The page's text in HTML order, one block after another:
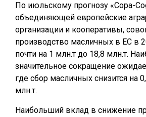
По июльскому прогнозу «Copa-
объединяющей европейские
организации и кооперативы,
производство масличных в ЕС в
почти на 1 млн.т до 18,8 млн.т.
значительное сокращение
где сбор масличных снизится на
млн.т.
Наибольший вклад в снижение